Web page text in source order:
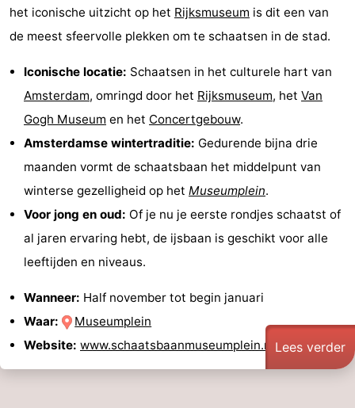
het iconische uitzicht op het Rijksmuseum is dit een van
de meest sfeervolle plekken om te schaatsen in de stad.
Iconische locatie: Schaatsen in het culturele hart van
Amsterdam, omringd door het Rijksmuseum, het Van
Gogh Museum en het Concertgebouw.
Amsterdamse wintertraditie: Gedurende bijna drie
maanden vormt de schaatsbaan het middelpunt van
winterse gezelligheid op het Museumplein.
Voor jong en oud: Of je nu je eerste rondjes schaatst of
al jaren ervaring hebt, de ijsbaan is geschikt voor alle
leeftijden en niveaus.
Wanneer: Half november tot begin januari
Waar:
Museumplein
Website: www.schaatsbaanmuseumplein.nl Lees verder